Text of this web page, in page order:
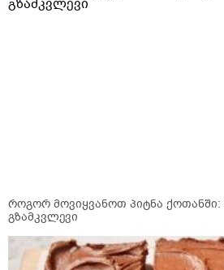
როგორ მოვიყვანოთ პიტნა
გზამკვლევი